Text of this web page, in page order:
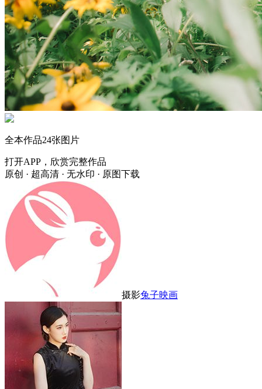
全本作品24张图片
打开APP，欣赏完整作品
原创 · 超高清 · 无水印 · 原图下载
摄影兔子映画